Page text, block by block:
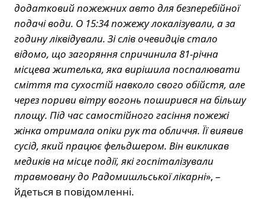
додатковий пожежних авто для безперебійної
подачі води. О 15:34 пожежу локалізували, а за
годину ліквідували. Зі слів очевидців стало
відомо, що загоряння спричинила 81-річна
місцева жителька, яка вирішила поспалювати
сміття та сухостій навколо свого обійстя, але
через пориви вітру вогонь поширився на більшу
площу. Під час самостійного гасіння пожежі
жінка отримала опіки рук та обличчя. Її виявив
сусід, який працює фельдшером. Він викликав
медиків на місце події, які госпіталізували
травмовану до Радомишльської лікарні», –
йдеться в повідомленні.